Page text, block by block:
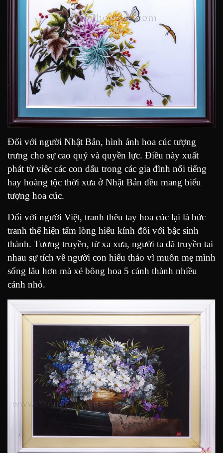
Đối với người Nhật Bản, hình ảnh hoa cúc tượng
trưng cho sự cao quý và quyền lực. Điều này xuất
phát từ việc các con dấu trong các gia đình nổi tiếng
hay hoàng tộc thời xưa ở Nhật Bản đều mang biểu
tượng hoa cúc.
Đối với người Việt, tranh thêu tay hoa cúc lại là bức
tranh thể hiện tấm lòng hiếu kính đối với bậc sinh
thành. Tương truyền, từ xa xưa, người ta đã truyền tai
nhau sự tích về người con hiếu thảo vì muốn mẹ mình
sống lâu hơn mà xé bông hoa 5 cánh thành nhiều
cánh nhỏ.